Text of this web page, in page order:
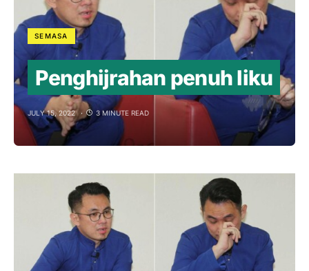
SEMASA
Penghijrahan penuh liku
JULY 15, 2022 3 MINUTE READ